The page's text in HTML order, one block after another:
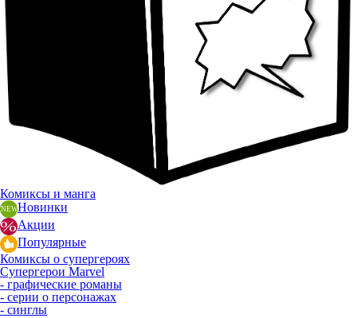
Комиксы и манга
Новинки
Акции
Популярные
Комиксы о супергероях
Супергерои Marvel
- графические романы
- серии о персонажах
- синглы